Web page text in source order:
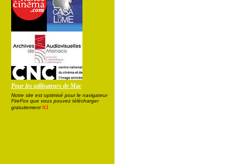
Pour les utilisateurs de Mac
Notre site est optimisé pour le navigateur
FireFox que vous pouvez télécharger
gratuitement ici